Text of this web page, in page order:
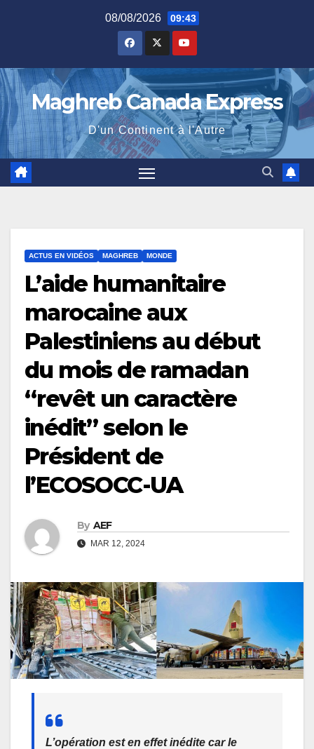
08/08/2026 09:43
Maghreb Canada Express
D'un Continent à l'Autre
ACTUS EN VIDÉOS MAGHREB MONDE
L’aide humanitaire
marocaine aux
Palestiniens au début
du mois de ramadan
“revêt un caractère
inédit” selon le
Président de
l’ECOSOCC-UA
By AEF
MAR 12, 2024
L’opération est en effet inédite car le